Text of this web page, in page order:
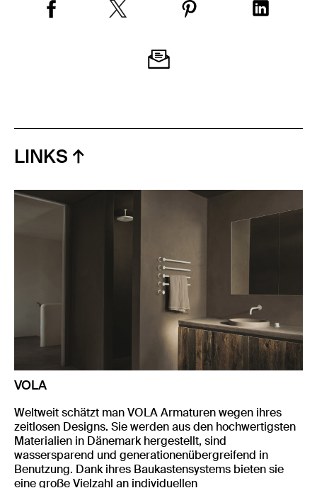
LINKS
VOLA
Weltweit schätzt man VOLA Armaturen wegen ihres
zeitlosen Designs. Sie werden aus den hochwertigsten
Materialien in Dänemark hergestellt, sind
wassersparend und generationenübergreifend in
Benutzung. Dank ihres Baukastensystems bieten sie
eine große Vielzahl an individuellen